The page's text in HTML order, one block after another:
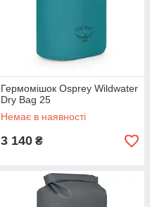
Гермомішок Osprey Wildwater
Dry Bag 25
Немає в наявності
3 140 ₴